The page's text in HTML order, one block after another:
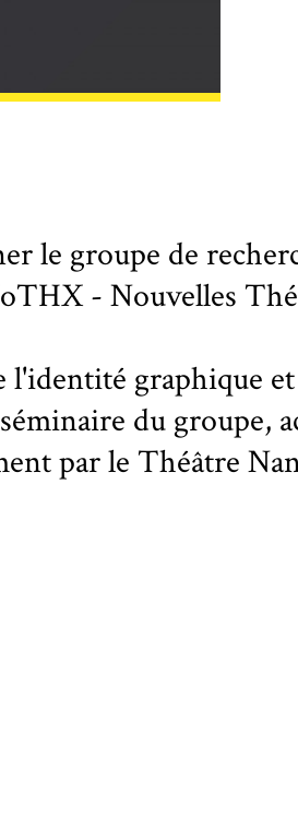
le groupe de
- Nouvelles
l'identité graphique
du groupe,
par le Théâtre